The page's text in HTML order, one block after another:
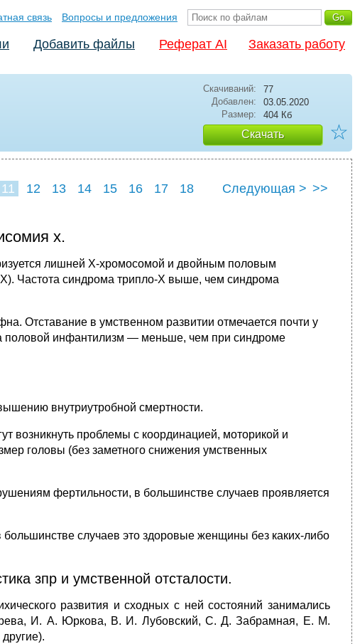
связь Вопросы и предложения
Добавить файлы Реферат AI Заказать работу
Скачиваний:
77
Добавлен:
03.05.2020
Размер:
404 Кб
Скачать ☆
11 12 13 14 15 16 17
18
Следующая > >>
х.
лишней X-хромосомой и двойным половым
Частота синдрома трипло-X выше, чем синдрома
Отставание в умственном развитии отмечается почти у
половой инфантилизм — меньше, чем при синдроме
внутриутробной смертности.
возникнуть проблемы с координацией, моторикой и
головы (без заметного снижения умственных
фертильности, в большинстве случаев проявляется
случаев это здоровые женщины без каких-либо
зпр и умственной отсталости.
развития и сходных с ней состояний занимались
И. А. Юркова, В. И. Лубовский, С. Д. Забрамная, Е. М.